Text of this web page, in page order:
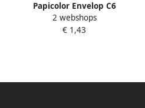
Papicolor Envelop C6
114x162mm lichtroze pak Ã
6 stuks
2 webshops
€ 1,43